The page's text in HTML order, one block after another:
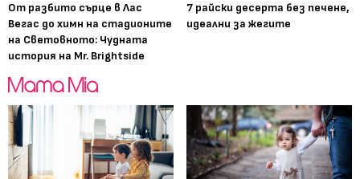
От разбито сърце в Лас
Вегас до химн на стадионите
на Световното: Чудната
история на Mr. Brightside
7 райски десерта без печене,
идеални за жегите